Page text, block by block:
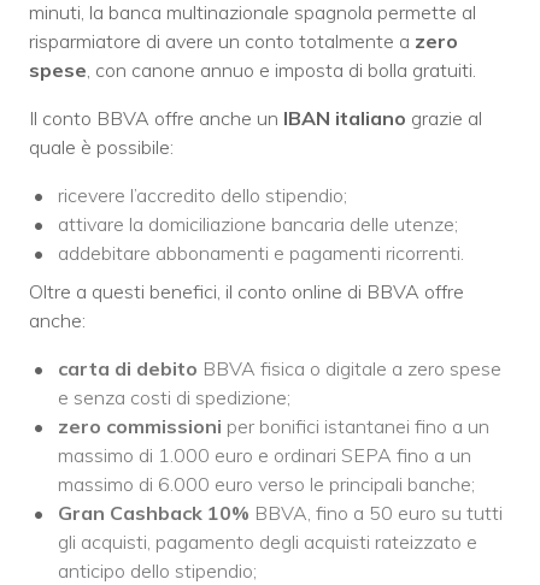
minuti, la banca multinazionale spagnola permette al
risparmiatore di avere un conto totalmente a zero
spese , con canone annuo e imposta di bolla gratuiti.
Il conto BBVA offre anche un IBAN italiano grazie al
quale è possibile:
ricevere l’accredito dello stipendio;
attivare la domiciliazione bancaria delle utenze;
addebitare abbonamenti e pagamenti ricorrenti.
Oltre a questi benefici, il conto online di BBVA offre
anche:
carta di debito BBVA fisica o digitale a zero spese
e senza costi di spedizione;
zero commissioni per bonifici istantanei fino a un
massimo di 1.000 euro e ordinari SEPA fino a un
massimo di 6.000 euro verso le principali banche;
Gran Cashback 10% BBVA, fino a 50 euro su tutti
gli acquisti, pagamento degli acquisti rateizzato e
anticipo dello stipendio;